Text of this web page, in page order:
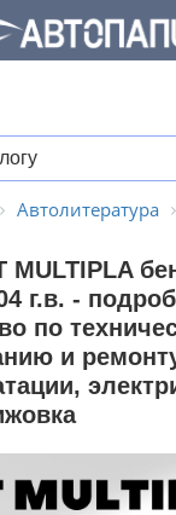
Автолитература
MULTIPLA
г.в. -
по
и